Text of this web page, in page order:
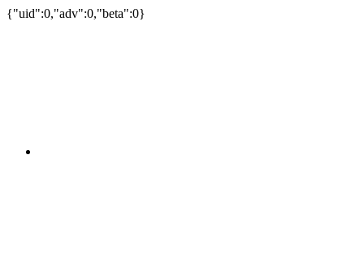
{"uid":0,"adv":0,"beta":0}